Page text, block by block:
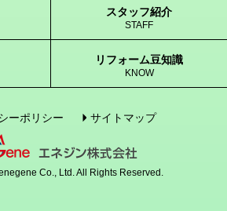
スタッフ紹介
STAFF
リフォーム豆知識
KNOW
ーポリシー サイトマップ
Co., Ltd. All Rights Reserved.